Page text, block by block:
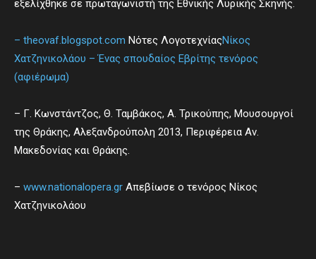
εξελίχθηκε σε πρωταγωνιστή της Εθνικής Λυρικής Σκηνής.
– theovaf.blogspot.com Νότες ΛογοτεχνίαςΝίκος
Χατζηνικολάου – Ένας σπουδαίος Εβρίτης τενόρος
(αφιέρωμα)
– Γ. Κωνστάντζος, Θ. Ταμβάκος, Α. Τρικούπης, Μουσουργοί
της Θράκης, Αλεξανδρούπολη 2013, Περιφέρεια Αν.
Μακεδονίας και Θράκης.
– www.nationalopera.gr Απεβίωσε ο τενόρος Νίκος
Χατζηνικολάου